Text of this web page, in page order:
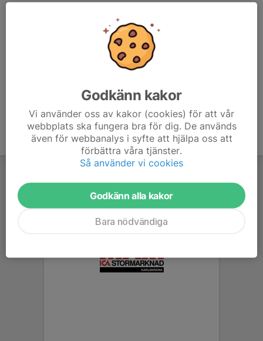
Godkänn kakor
Vi använder oss av kakor (cookies) för att vår
webbplats ska fungera bra för dig. De används
även för webbanalys i syfte att hjälpa oss att
förbättra våra tjänster.
Så använder vi cookies
Godkänn alla kakor
Bara nödvändiga